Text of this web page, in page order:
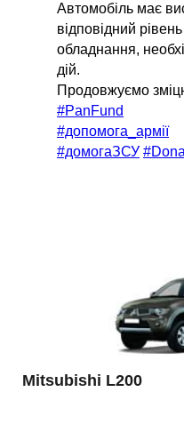
Автомобіль має
відповідний
обладнання,
дій.
Продовжуємо
#PanFund
#допомога_армії
#домогаЗСУ
Mitsubishi L200